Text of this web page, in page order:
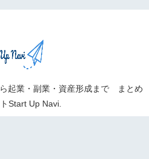
起業・副業・資産形成まで まとめ
Start Up Navi.